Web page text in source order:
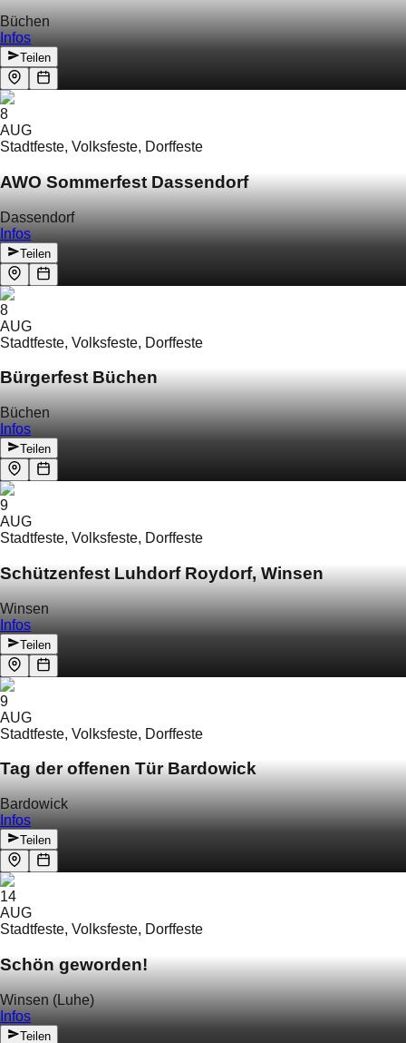
Büchen
Infos
Teilen
8
AUG
Stadtfeste, Volksfeste, Dorffeste
AWO Sommerfest Dassendorf
Dassendorf
Infos
Teilen
8
AUG
Stadtfeste, Volksfeste, Dorffeste
Bürgerfest Büchen
Büchen
Infos
Teilen
9
AUG
Stadtfeste, Volksfeste, Dorffeste
Schützenfest Luhdorf Roydorf, Winsen
Winsen
Infos
Teilen
9
AUG
Stadtfeste, Volksfeste, Dorffeste
Tag der offenen Tür Bardowick
Bardowick
Infos
Teilen
14
AUG
Stadtfeste, Volksfeste, Dorffeste
Schön geworden!
Winsen (Luhe)
Infos
Teilen